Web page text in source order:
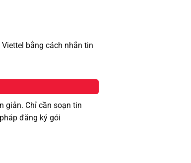
bằng cách nhắn tin
giản. Chỉ cần soạn tin
đăng ký gói